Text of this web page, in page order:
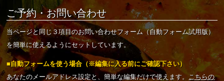
ご予約・お問い合わせ
当ページと同じ３項目のお問い合わせフォーム（自動フォーム試用版）
を簡単に使えるようにセットしています。
■自動フォームを使う場合（※編集に入る前にご確認下さい）
あなたのメールアドレス設定と、簡単な編集だけで使えます。 こちらの